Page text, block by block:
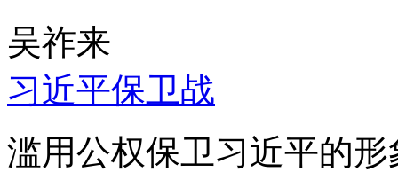
吴祚来
习近平保卫战
滥用公权保卫习近平的